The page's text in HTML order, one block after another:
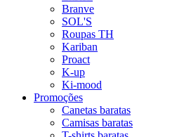
Branve
SOL'S
Roupas TH
Kariban
Proact
K-up
Ki-mood
Promoções
Canetas baratas
Camisas baratas